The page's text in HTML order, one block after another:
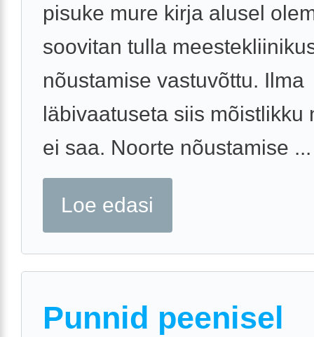
pisuke mure kirja alusel
soovitan tulla
nõustamise vastuvõttu. Ilma
läbivaatuseta siis mõistlikku
ei saa. Noorte nõustamise ...
Loe edasi
Punnid peenisel